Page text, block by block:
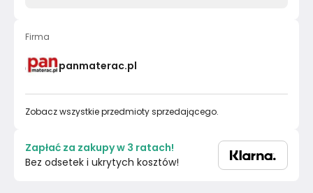
Firma
panmaterac.pl
Zobacz wszystkie przedmioty sprzedającego.
Zapłać za zakupy w 3 ratach!
Bez odsetek i ukrytych kosztów!